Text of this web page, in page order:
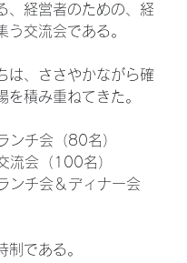
、経営者のための、経
う交流会である。
は、ささやかながら確
を積み重ねてきた。
ンチ会（80名）
流会（100名）
ンチ会＆ディナー会
制である。